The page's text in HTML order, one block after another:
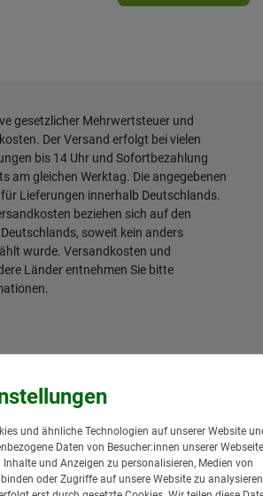
gesetzlicher Mehrwertsteuer und
. Der Versand erfolgt bei vielen
bis 14 Uhr und Sofortbezahlung
am gleichen Werktag. Die angegebenen
Lieferungen innerhalb Deutschlands.
beziehen sich auf den
soweit kein anders
wurde. Versandkosten und
Länder entnehmen Sie bitte
.
und ähnliche Technologien auf unserer Website
Daten von Besucher:innen unserer
Inhalte und Anzeigen zu personalisieren, Medien von
oder Zugriffe auf unsere Website zu